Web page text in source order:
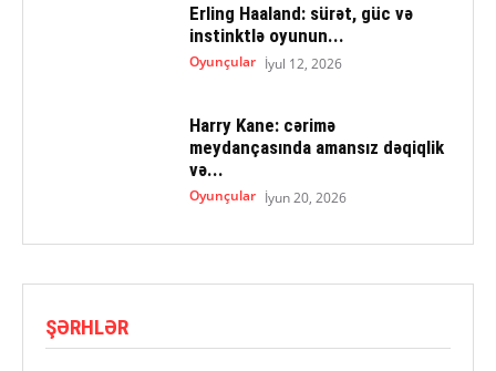
Erling Haaland: sürət, güc və
instinktlə oyunun...
Oyunçular İyul 12, 2026
Harry Kane: cərimə
meydançasında amansız dəqiqlik
və...
Oyunçular İyun 20, 2026
ŞƏRHLƏR